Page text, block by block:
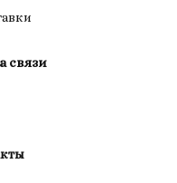
связи